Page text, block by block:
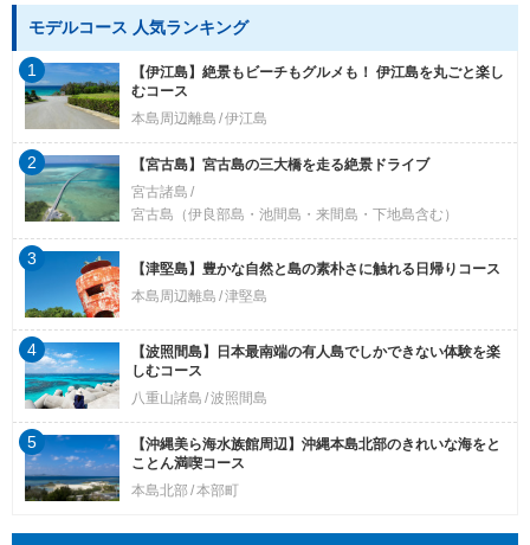
モデルコース 人気ランキング
【伊江島】絶景もビーチもグルメも！ 伊江島を丸ごと楽し
むコース
本島周辺離島 伊江島
1
【宮古島】宮古島の三大橋を走る絶景ドライブ
宮古諸島
宮古島（伊良部島・池間島・来間島・下地島含む）
2
【津堅島】豊かな自然と島の素朴さに触れる日帰りコース
本島周辺離島 津堅島
3
【波照間島】日本最南端の有人島でしかできない体験を楽
しむコース
八重山諸島 波照間島
4
【沖縄美ら海水族館周辺】沖縄本島北部のきれいな海をと
ことん満喫コース
本島北部 本部町
5